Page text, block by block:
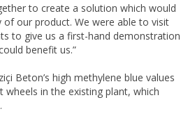
to create a solution which would
our product. We were able to visit
to give us a first-hand demonstration
benefit us.”
Beton’s high methylene blue values
in the existing plant, which